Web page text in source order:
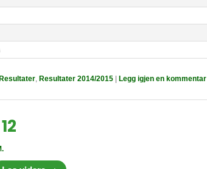
Resultater, Resultater 2014/2015 Legg igjen en kommentar